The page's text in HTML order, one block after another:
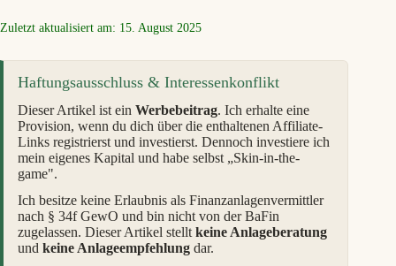
Zuletzt aktualisiert am: 15. August 2025
Haftungsausschluss & Interessenkonflikt
Dieser Artikel ist ein Werbebeitrag. Ich erhalte eine
Provision, wenn du dich über die enthaltenen Affiliate-
Links registrierst und investierst. Dennoch investiere ich
mein eigenes Kapital und habe selbst „Skin-in-the-
game".
Ich besitze keine Erlaubnis als Finanzanlagenvermittler
nach § 34f GewO und bin nicht von der BaFin
zugelassen. Dieser Artikel stellt keine Anlageberatung
und keine Anlageempfehlung dar.